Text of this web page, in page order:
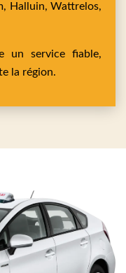
Halluin, Wattrelos,
un service fiable,
la région.